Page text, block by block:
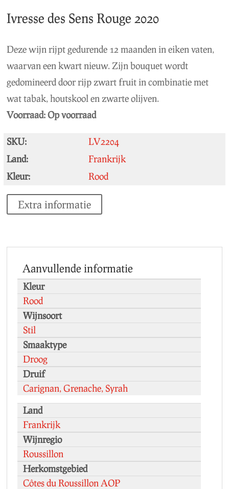
Ivresse des Sens Rouge 2020
Deze wijn rijpt gedurende 12 maanden in eiken vaten,
waarvan een kwart nieuw. Zijn bouquet wordt
gedomineerd door rijp zwart fruit in combinatie met
wat tabak, houtskool en zwarte olijven.
Voorraad:Op voorraad
SKU:
LV2204
Land:
Frankrijk
Kleur:
Rood
Extra informatie
Aanvullende informatie
Kleur
Rood
Wijnsoort
Stil
Smaaktype
Droog
Druif
Carignan, Grenache, Syrah
Land
Frankrijk
Wijnregio
Roussillon
Herkomstgebied
Côtes du Roussillon AOP